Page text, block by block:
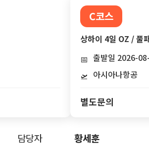
C코스
상하이 4일 OZ / 풀
📅 출발일 2026-
🛫 아시아나항공
별도문의
담당자 황세훈